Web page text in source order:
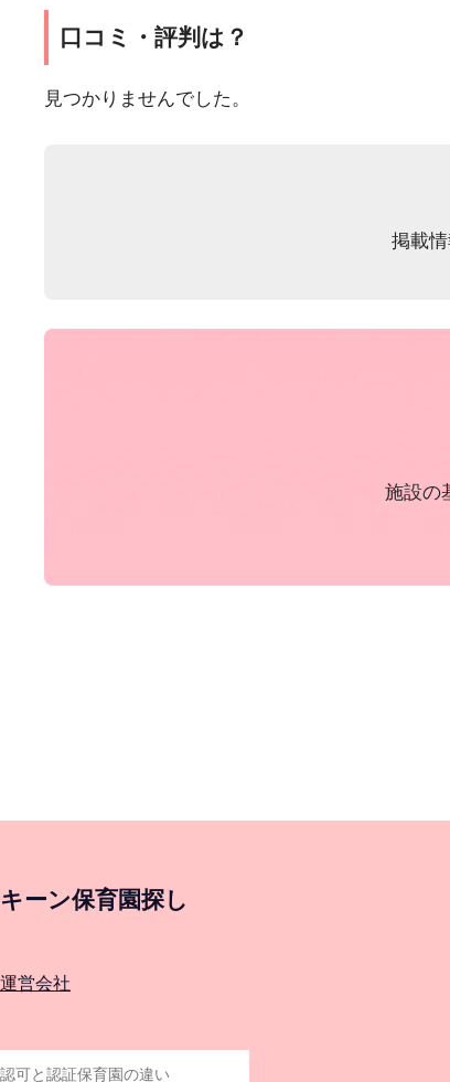
口コミ・評判は？
見つかりませんでした。
掲載
施設の
キーン保育園探し
運営会社